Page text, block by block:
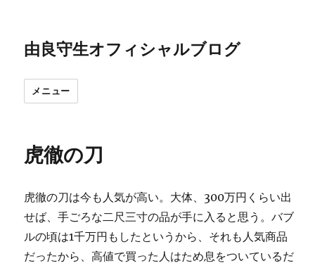
由良守生オフィシャルブログ
メニュー
虎徹の刀
虎徹の刀は今も人気が高い。大体、300万円くらい出
せば、手ごろな二尺三寸の品が手に入ると思う。バブ
ルの頃は1千万円もしたというから、それも人気商品
だったから、高値で買った人はため息をついているだ